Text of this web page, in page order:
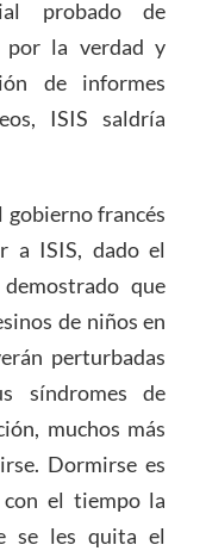
probado de
por la verdad y
de informes
ISIS saldría
gobierno francés
a ISIS, dado el
que
de niños en
perturbadas
síndromes de
muchos más
Dormirse es
el tiempo la
se les quita el